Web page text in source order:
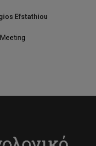
Efstathiou